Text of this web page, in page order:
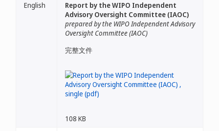
English
Report by the WIPO Independent
Advisory Oversight Committee (IAOC)
prepared by the WIPO Independent Advisory
Oversight Committee (IAOC)
完整文件
108 KB